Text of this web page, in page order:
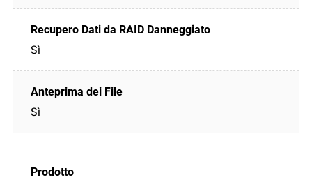
Sì
Sì